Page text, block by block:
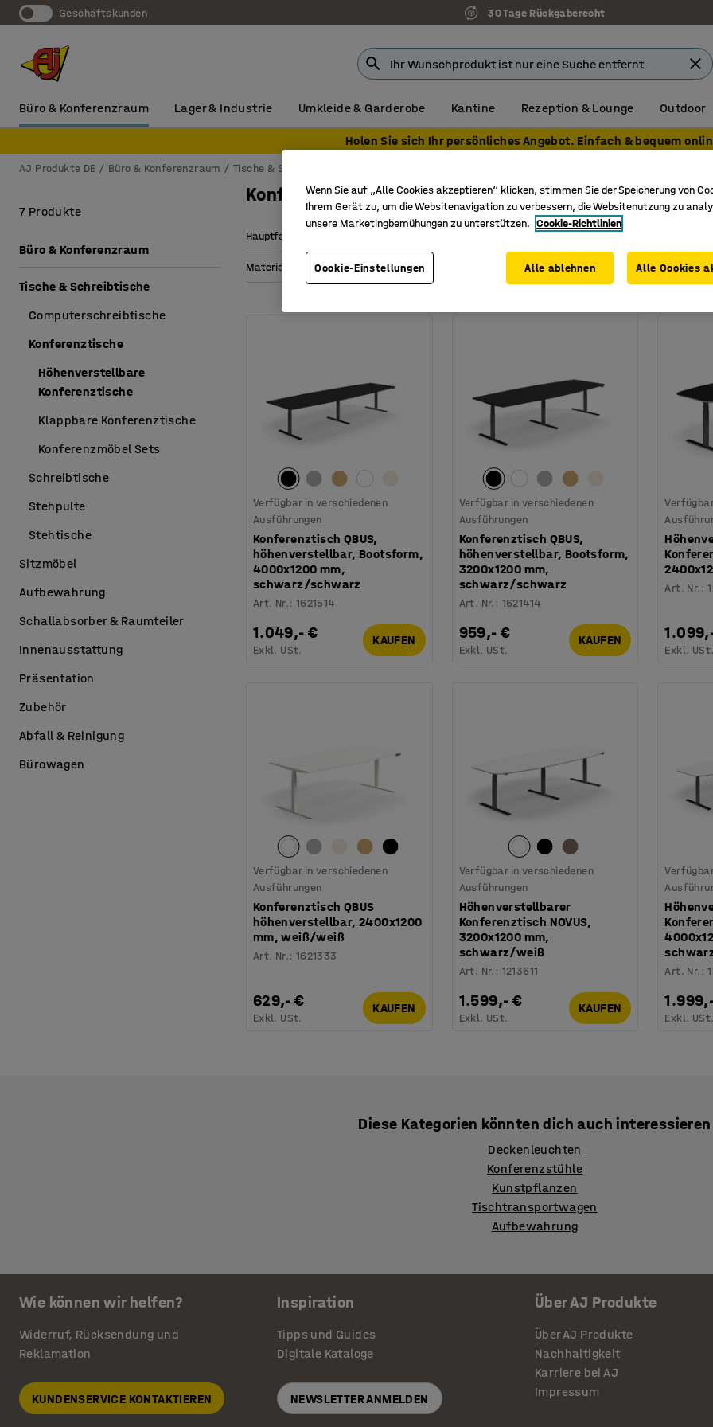
Geschäftskunden 30 Tage Rückgaberecht
Büro & Konferenzraum Lager & Industrie Umkleide & Garderobe Kantine Rezeption & Lounge Outdoor
Holen Sie sich Ihr persönliches Angebot. Einfach & bequem
AJ Produkte DE Büro & Konferenzraum Tische & Schreibtische
Konferenztische höhenverstellbar
Hauptfarbe Tischoberfläche Länge Breite
Material Tischoberfläche
Verfügbar in verschiedenen
Ausführungen
Konferenztisch QBUS,
höhenverstellbar, Bootsform,
4000x1200 mm,
schwarz/schwarz
Art. Nr.: 1621514
1.049,- €
Exkl. USt.
KAUFEN
Verfügbar in verschiedenen
Ausführungen
Konferenztisch QBUS,
höhenverstellbar, Bootsform,
3200x1200 mm,
schwarz/schwarz
Art. Nr. : 1621414
959,- €
Exkl. USt.
KAUFEN
Art. Nr. :
Exkl.
Verfügbar in verschiedenen
Ausführungen
Konferenztisch QBUS
höhenverstellbar, 2400x1200
mm, weiß/weiß
Art. Nr.: 1621333
629,- €
Exkl. USt.
KAUFEN
Verfügbar in verschiedenen
Ausführungen
Höhenverstellbarer
Konferenztisch NOVUS,
3200x1200 mm,
schwarz/weiß
Art. Nr. : 1213611
1.599,- €
Exkl. USt.
KAUFEN
Art. Nr. :
Exkl.
7 Produkte
Büro & Konferenzraum
Tische & Schreibtische
Computerschreibtische
Konferenztische
Höhenverstellbare
Konferenztische
Klappbare Konferenztische
Konferenzmöbel Sets
Schreibtische
Stehpulte
Stehtische
Sitzmöbel
Aufbewahrung
Schallabsorber & Raumteiler
Innenausstattung
Präsentation
Zubehör
Abfall & Reinigung
Bürowagen
Diese Kategorien könnten dich auch interessieren
Deckenleuchten
Konferenzstühle
Kunstpflanzen
Tischtransportwagen
Aufbewahrung
Wie können wir helfen?
Widerruf, Rücksendung und
Reklamation
KUNDENSERVICE KONTAKTIEREN
Inspiration
Tipps und Guides
Digitale Kataloge
NEWSLETTER ANMELDEN
Über AJ Produkte
Über AJ Produkte
Nachhaltigkeit
Karriere bei AJ
Impressum
Wenn Sie auf „Alle Cookies akzeptieren“ klicken, stimmen Sie der Speicherung von
Ihrem Gerät zu, um die Websitenavigation zu verbessern, die Websitenutzung zu
unsere Marketingbemühungen zu unterstützen. Cookie-Richtlinien
Cookie-Einstellungen Alle ablehnen Alle Cookies